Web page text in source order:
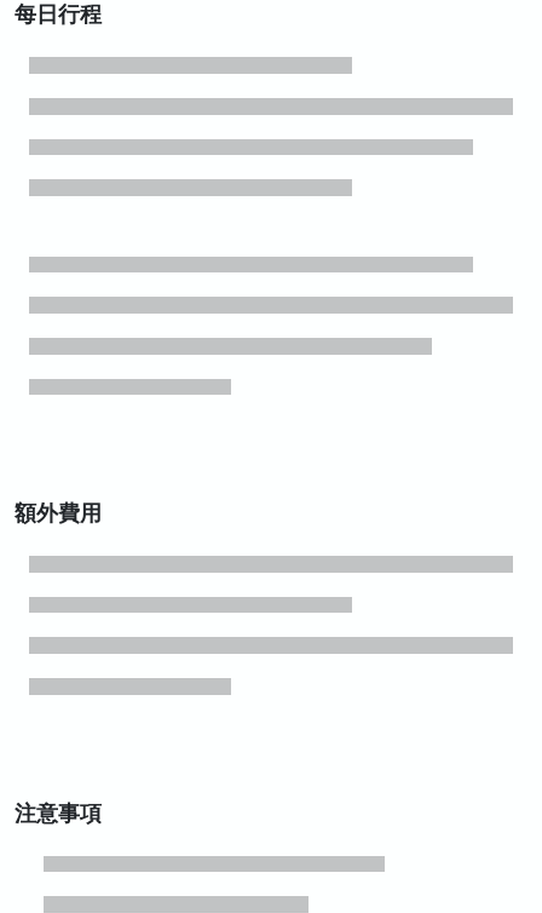
每日行程
額外費用
注意事項